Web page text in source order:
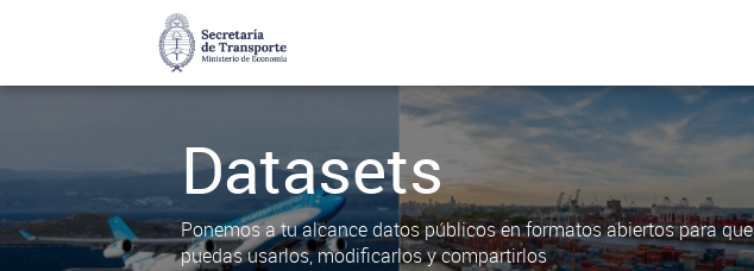
Datasets
Ponemos a tu alcance datos públicos en formatos abiertos para que
puedas usarlos, modificarlos y compartirlos